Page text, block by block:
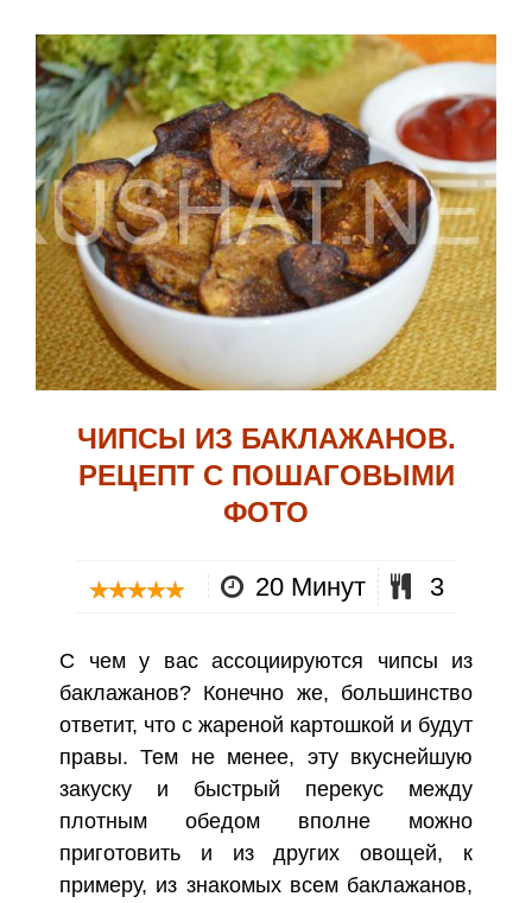
ЧИПСЫ ИЗ БАКЛАЖАНОВ.
РЕЦЕПТ С ПОШАГОВЫМИ
ФОТО
20 Минут 3
С чем у вас ассоциируются чипсы из
баклажанов? Конечно же, большинство
ответит, что с жареной картошкой и будут
правы. Тем не менее, эту вкуснейшую
закуску и быстрый перекус между
плотным обедом вполне можно
приготовить и из других овощей, к
примеру, из знакомых всем баклажанов,